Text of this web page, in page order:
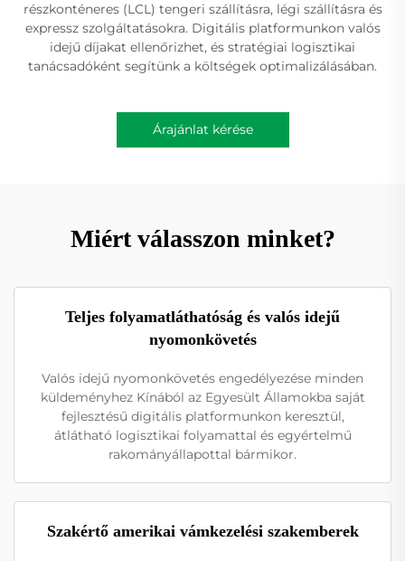
részkonténeres (LCL) tengeri szállításra, légi szállításra és
expressz szolgáltatásokra. Digitális platformunkon valós
idejű díjakat ellenőrizhet, és stratégiai logisztikai
tanácsadóként segítünk a költségek optimalizálásában.
Árajánlat kérése
Miért válasszon minket?
Teljes folyamatláthatóság és valós idejű
nyomonkövetés
Valós idejű nyomonkövetés engedélyezése minden
küldeményhez Kínából az Egyesült Államokba saját
fejlesztésű digitális platformunkon keresztül,
átlátható logisztikai folyamattal és egyértelmű
rakományállapottal bármikor.
Szakértő amerikai vámkezelési szakemberek